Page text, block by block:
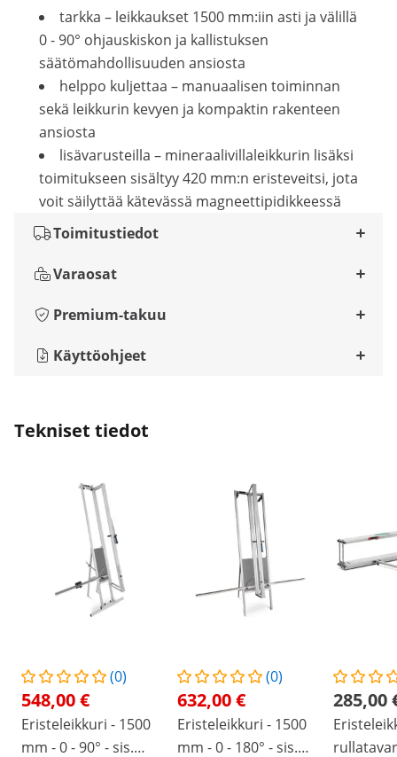
tarkka – leikkaukset 1500 mm:iin asti ja välillä
0 - 90° ohjauskiskon ja kallistuksen
säätömahdollisuuden ansiosta
helppo kuljettaa – manuaalisen toiminnan
sekä leikkurin kevyen ja kompaktin rakenteen
ansiosta
lisävarusteilla – mineraalivillaleikkurin lisäksi
toimitukseen sisältyy 420 mm:n eristeveitsi, jota
voit säilyttää kätevässä magneettipidikkeessä
Toimitustiedot
Varaosat
Premium-takuu
Käyttöohjeet
Tekniset tiedot
(0)
548,00 €
Eristeleikkuri - 1500
mm - 0 - 90° - sis.
(0)
632,00 €
Eristeleikkuri - 1500
mm - 0 - 180° - sis.
285,00